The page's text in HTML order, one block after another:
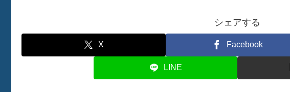
シェアする
X Facebook
LINE